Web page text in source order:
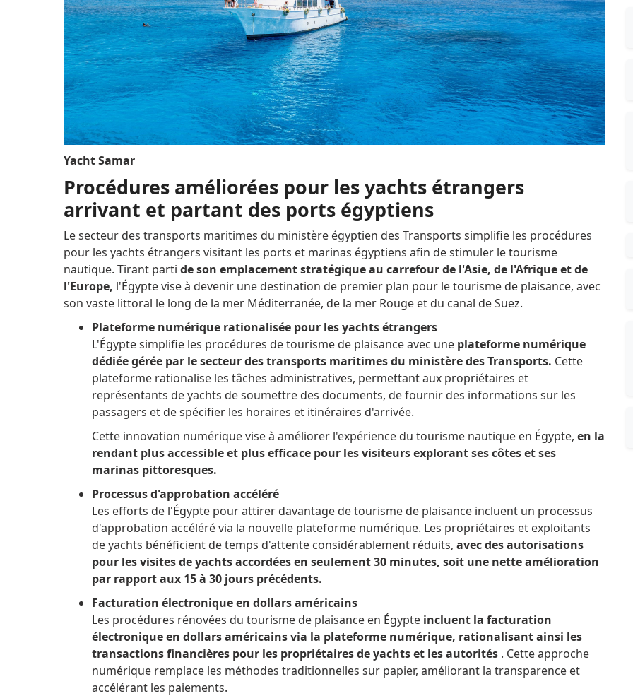
Yacht Samar
Procédures améliorées pour les yachts étrangers
arrivant et partant des ports égyptiens
Le secteur des transports maritimes du ministère égyptien des Transports simplifie les procédures
pour les yachts étrangers visitant les ports et marinas égyptiens afin de stimuler le tourisme
nautique. Tirant parti de son emplacement stratégique au carrefour de l'Asie, de l'Afrique et de
l'Europe, l'Égypte vise à devenir une destination de premier plan pour le tourisme de plaisance, avec
son vaste littoral le long de la mer Méditerranée, de la mer Rouge et du canal de Suez.
Plateforme numérique rationalisée pour les yachts étrangers
L'Égypte simplifie les procédures de tourisme de plaisance avec une plateforme numérique
dédiée gérée par le secteur des transports maritimes du ministère des Transports. Cette
plateforme rationalise les tâches administratives, permettant aux propriétaires et
représentants de yachts de soumettre des documents, de fournir des informations sur les
passagers et de spécifier les horaires et itinéraires d'arrivée.
Cette innovation numérique vise à améliorer l'expérience du tourisme nautique en Égypte, en la
rendant plus accessible et plus efficace pour les visiteurs explorant ses côtes et ses
marinas pittoresques.
Processus d'approbation accéléré
Les efforts de l'Égypte pour attirer davantage de tourisme de plaisance incluent un processus
d'approbation accéléré via la nouvelle plateforme numérique. Les propriétaires et exploitants
de yachts bénéficient de temps d'attente considérablement réduits, avec des autorisations
pour les visites de yachts accordées en seulement 30 minutes, soit une nette amélioration
par rapport aux 15 à 30 jours précédents.
Facturation électronique en dollars américains
Les procédures rénovées du tourisme de plaisance en Égypte incluent la facturation
électronique en dollars américains via la plateforme numérique, rationalisant ainsi les
transactions financières pour les propriétaires de yachts et les autorités . Cette approche
numérique remplace les méthodes traditionnelles sur papier, améliorant la transparence et
accélérant les paiements.